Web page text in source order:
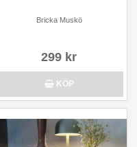
Bricka Muskö
299 kr
KÖP